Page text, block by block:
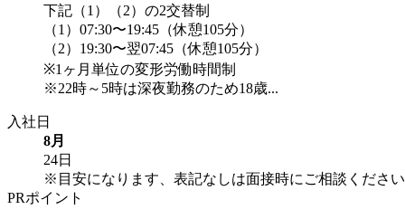
下記（1）（2）の2交替制
（1）07:30〜19:45（休憩105分）
（2）19:30〜翌07:45（休憩105分）
※1ヶ月単位の変形労働時間制
※22時～5時は深夜勤務のため18歳...
入社日
8月
24日
※目安になります、表記なしは面接時にご相談ください
PRポイント